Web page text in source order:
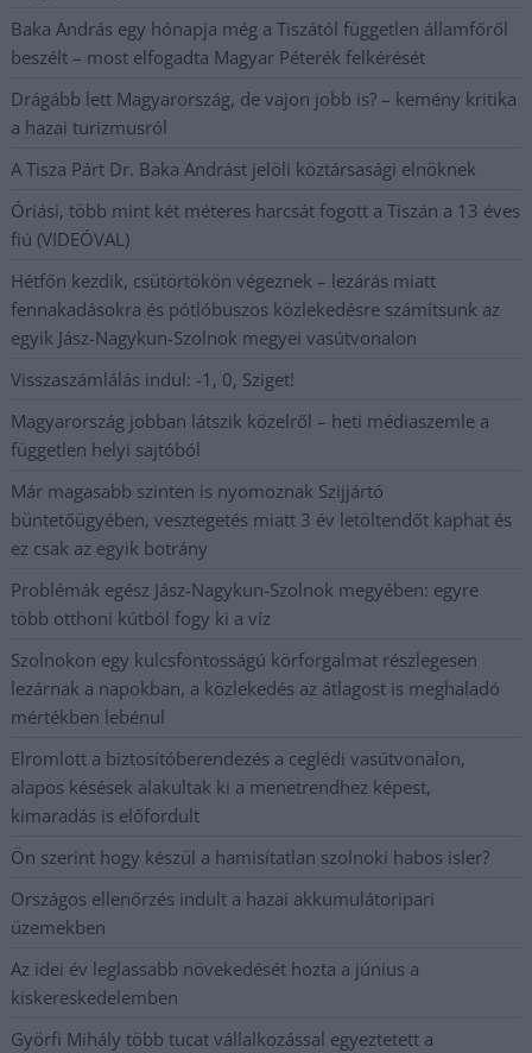
Baka András egy hónapja még a Tiszától független államfőről
beszélt – most elfogadta Magyar Péterék felkérését
Drágább lett Magyarország, de vajon jobb is? – kemény kritika
a hazai turizmusról
A Tisza Párt Dr. Baka Andrást jelöli köztársasági elnöknek
Óriási, több mint két méteres harcsát fogott a Tiszán a 13 éves
fiú (VIDEÓVAL)
Hétfőn kezdik, csütörtökön végeznek – lezárás miatt
fennakadásokra és pótlóbuszos közlekedésre számítsunk az
egyik Jász-Nagykun-Szolnok megyei vasútvonalon
Visszaszámlálás indul: -1, 0, Sziget!
Magyarország jobban látszik közelről – heti médiaszemle a
független helyi sajtóból
Már magasabb szinten is nyomoznak Szijjártó
büntetőügyében, vesztegetés miatt 3 év letöltendőt kaphat és
ez csak az egyik botrány
Problémák egész Jász-Nagykun-Szolnok megyében: egyre
több otthoni kútból fogy ki a víz
Szolnokon egy kulcsfontosságú körforgalmat részlegesen
lezárnak a napokban, a közlekedés az átlagost is meghaladó
mértékben lebénul
Elromlott a biztosítóberendezés a ceglédi vasútvonalon,
alapos késések alakultak ki a menetrendhez képest,
kimaradás is előfordult
Ön szerint hogy készül a hamisítatlan szolnoki habos isler?
Országos ellenőrzés indult a hazai akkumulátoripari
üzemekben
Az idei év leglassabb növekedését hozta a június a
kiskereskedelemben
Györfi Mihály több tucat vállalkozással egyeztetett a